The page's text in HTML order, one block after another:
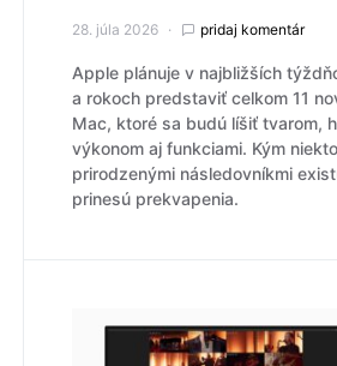
28. júla 2026 pridaj komentár
Apple plánuje v najbližších
a rokoch predstaviť celkom 11
Mac, ktoré sa budú líšiť tvarom,
výkonom aj funkciami. Kým
prirodzenými následovníkmi
prinesú prekvapenia.